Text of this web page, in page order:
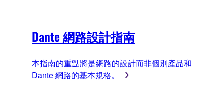
Dante 網路設計指南
本指南的重點將是網路的設計而非個別產品和
Dante 網路的基本規格。